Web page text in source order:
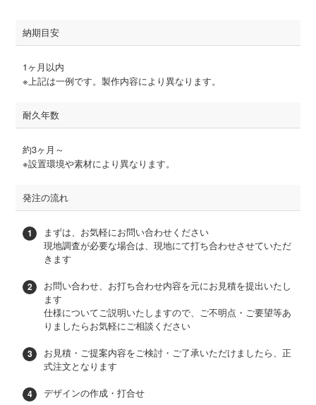
納期目安
1ヶ月以内
※上記は一例です。製作内容により異なります。
耐久年数
約3ヶ月～
※設置環境や素材により異なります。
発注の流れ
まずは、お気軽にお問い合わせください
現地調査が必要な場合は、現地にて打ち合わせさせていただ
きます
お問い合わせ、お打ち合わせ内容を元にお見積を提出いたし
ます
仕様についてご説明いたしますので、ご不明点・ご要望等あ
りましたらお気軽にご相談ください
お見積・ご提案内容をご検討・ご了承いただけましたら、正
式注文となります
デザインの作成・打合せ